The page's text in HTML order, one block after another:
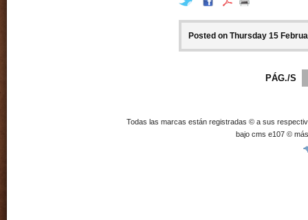
Posted on Thursday 15
PÁG./S
Todas las marcas están registradas © a sus
bajo cms e107 ©